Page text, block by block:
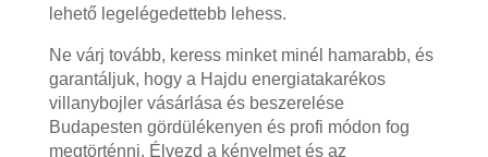
lehető legelégedettebb lehess.
Ne várj tovább, keress minket minél hamarabb, és
garantáljuk, hogy a Hajdu energiatakarékos
villanybojler vásárlása és beszerelése
Budapesten gördülékenyen és profi módon fog
megtörténni. Élvezd a kényelmet és az